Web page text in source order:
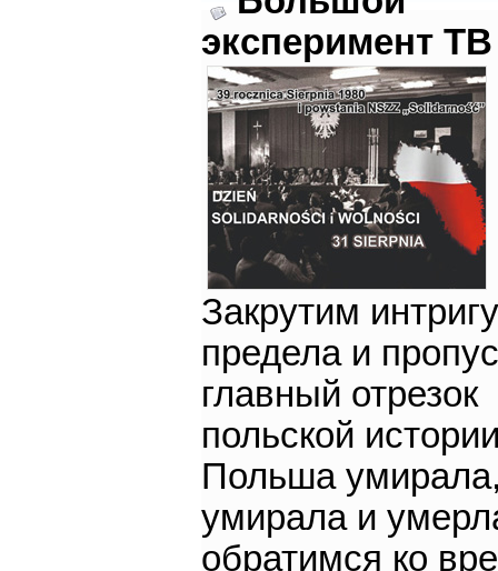
эксперимент ТВ
Закрутим
предела и
главный отрезок
польской
Польша
умирала и
обратимся ко